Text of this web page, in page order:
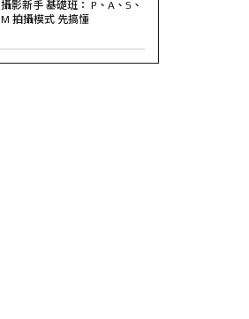
攝影新手 基礎班： P、A、S、
M 拍攝模式 先搞懂